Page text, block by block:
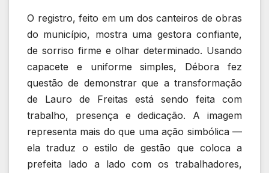
O registro, feito em um dos canteiros de obras
do município, mostra uma gestora confiante,
de sorriso firme e olhar determinado. Usando
capacete e uniforme simples, Débora fez
questão de demonstrar que a transformação
de Lauro de Freitas está sendo feita com
trabalho, presença e dedicação. A imagem
representa mais do que uma ação simbólica —
ela traduz o estilo de gestão que coloca a
prefeita lado a lado com os trabalhadores,